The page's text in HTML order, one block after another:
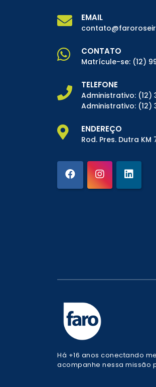
EMAIL
CONTATO
Matrícule-se: (12)
TELEFONE
Administrativo: (12)
Administrativo: (12)
ENDEREÇO
Rod. Pres. Dutra KM
Há +16 anos conectando
acompanhe nessa missão